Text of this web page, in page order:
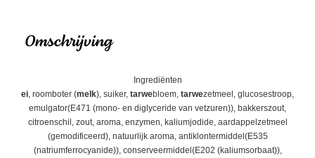
Omschrijving
Ingrediënten
ei , roomboter (melk), suiker, tarwebloem, tarwezetmeel, glucosestroop,
emulgator(E471 (mono- en diglyceride van vetzuren)), bakkerszout,
citroenschil, zout, aroma, enzymen, kaliumjodide, aardappelzetmeel
(gemodificeerd), natuurlijk aroma, antiklontermiddel(E535
(natriumferrocyanide)), conserveermiddel(E202 (kaliumsorbaat)),